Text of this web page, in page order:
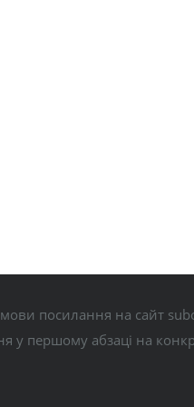
посилання на сайт
у першому абзаці на